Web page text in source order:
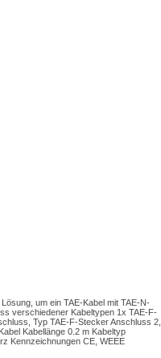
um ein TAE-Kabel mit TAE-N-
verschiedener Kabeltypen 1x TAE-F-
Typ TAE-F-Stecker Anschluss 2,
Kabellänge 0.2 m Kabeltyp
Kennzeichnungen CE, WEEE